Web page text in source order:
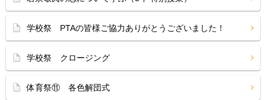
学校祭 PTAの皆様ご協力ありがとうございました！
学校祭 クロージング
体育祭⑪ 各色解団式